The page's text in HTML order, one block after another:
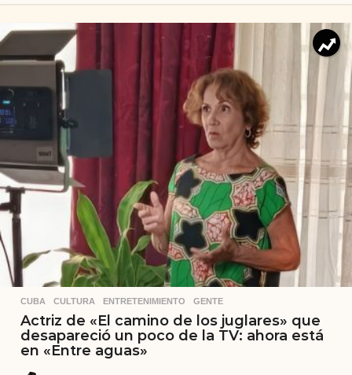
CUBA ,CULTURA ,ENTRETENIMIENTO ,GENTE
Actriz de «El camino de los juglares» que
desapareció un poco de la TV: ahora está
en «Entre aguas»